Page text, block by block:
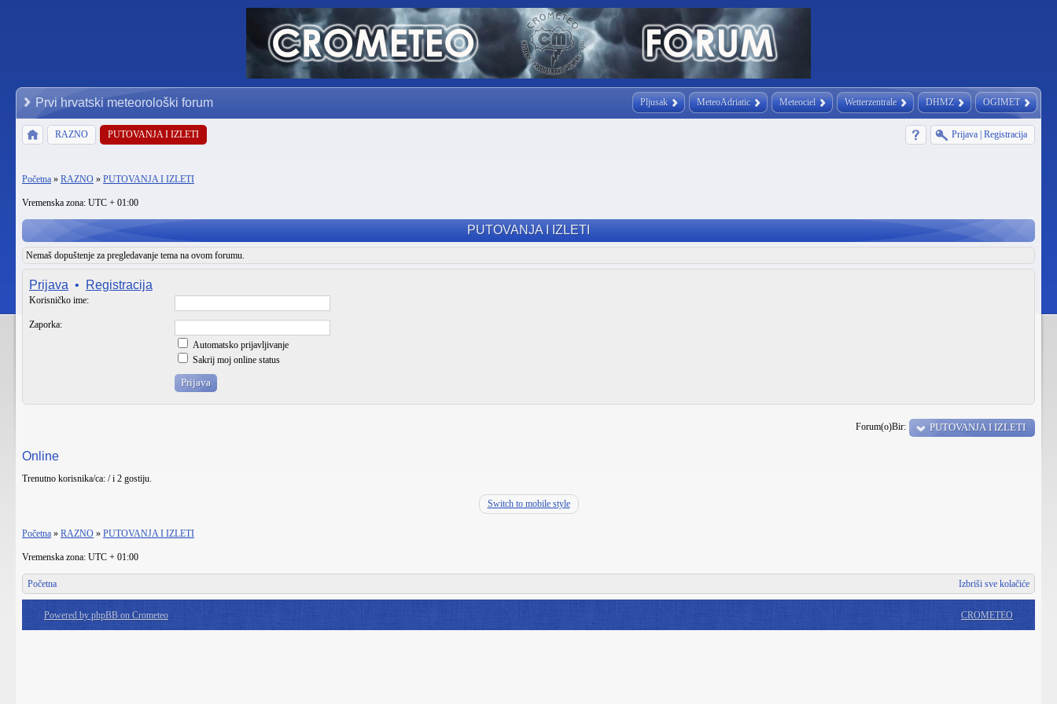
Pljusak MeteoAdriatic Meteociel Wetterzentrale DHMZ OGIMET
Prvi hrvatski meteorološki forum
RAZNO PUTOVANJA I IZLETI Prijava Registracija
Početna » RAZNO » PUTOVANJA I IZLETI
Vremenska zona: UTC + 01:00
PUTOVANJA I IZLETI
Nemaš dopuštenje za pregledavanje tema na ovom forumu.
Prijava • Registracija
Korisničko ime:
Zaporka:
Automatsko prijavljivanje
Sakrij moj online status
Forum(o)Bir: PUTOVANJA I IZLETI
Online
Trenutno korisnika/ca: / i 2 gostiju.
Switch to mobile style
Početna » RAZNO » PUTOVANJA I IZLETI
Vremenska zona: UTC + 01:00
Početna Izbriši sve kolačiće
Powered by phpBB on Crometeo CROMETEO